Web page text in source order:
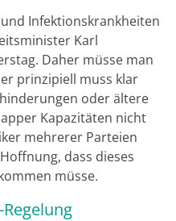
Infektionskrankheiten
Karl
Daher müsse man
prinzipiell muss klar
oder ältere
Kapazitäten nicht
mehrerer Parteien
dass dieses
müsse.